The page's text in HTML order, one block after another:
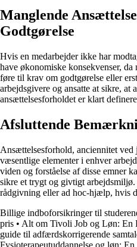
Manglende
Godtgørelse
Hvis en medarbejder ikke har
have økonomiske konsekvenser,
føre til krav om godtgørelse eller
arbejdsgivere og ansatte at sikre, at
ansættelsesforholdet er klart
Afsluttende
Ansættelsesforhold, anciennitet ved
væsentlige elementer i enhver
viden og forståelse af disse emner
sikre et trygt og givtigt
rådgivning eller ad hoc-hjælp, hvis
Billige indboforsikringer til
pris • Alt om Tivoli Job og Løn: En
guide til adfærdskorrigerende
Fysioterapeutuddannelse og løn: